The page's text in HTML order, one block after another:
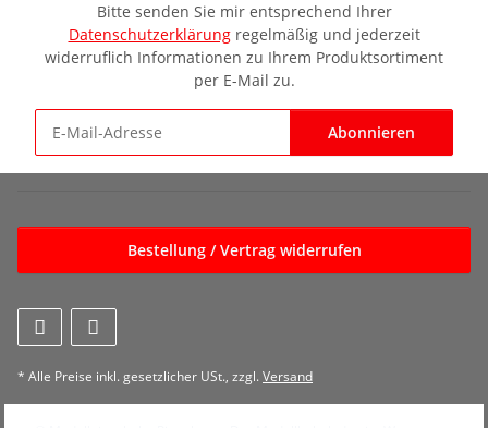
Bitte senden Sie mir entsprechend Ihrer
Datenschutzerklärungregelmäßig und jederzeit
widerruflich Informationen zu Ihrem Produktsortiment
per E-Mail zu.
Abonnieren
Bestellung / Vertrag widerrufen
* Alle Preise inkl. gesetzlicher USt., zzgl.Versand